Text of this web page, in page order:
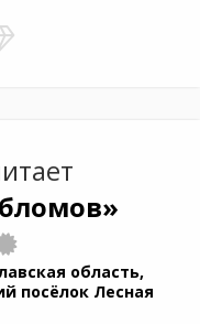
область,
посёлок Лесная